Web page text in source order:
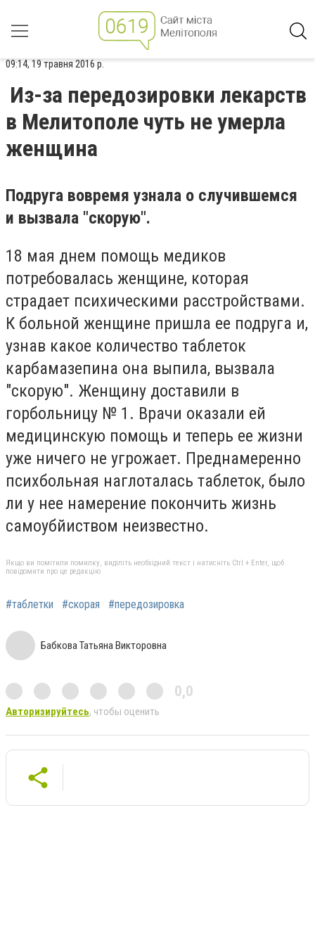
09:14, 19 травня 2016 р.
Из-за передозировки лекарств
в Мелитополе чуть не умерла
женщина
Подруга вовремя узнала о случившемся
и вызвала "скорую".
18 мая днем помощь медиков
потребовалась женщине, которая
страдает психическими расстройствами.
К больной женщине пришла ее подруга и,
узнав какое количество таблеток
карбамазепина она выпила, вызвала
"скорую". Женщину доставили в
горбольницу № 1. Врачи оказали ей
медицинскую помощь и теперь ее жизни
уже ничего не угрожает. Преднамеренно
психбольная наглоталась таблеток, было
ли у нее намерение покончить жизнь
самоубйиством неизвестно.
Якщо ви помітили помилку, виділіть необхідний текст і натисніть Ctrl + Enter, щоб
повідомити про це редакцію
#таблетки #скорая #передозировка
Бабкова Татьяна Викторовна
0,0
Авторизируйтесь, чтобы оценить